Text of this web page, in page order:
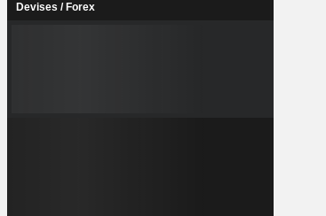
Devises / Forex